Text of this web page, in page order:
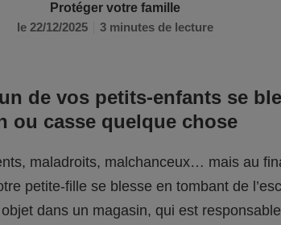
Protéger votre famille
le 22/12/2025
3 minutes de lecture
de vos petits-enfants se
ou casse quelque chose
maladroits, malchanceux… mais au
petite-fille se blesse en tombant de
dans un magasin, qui est